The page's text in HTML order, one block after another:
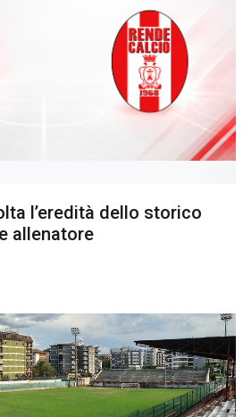
l’eredità dello storico
allenatore